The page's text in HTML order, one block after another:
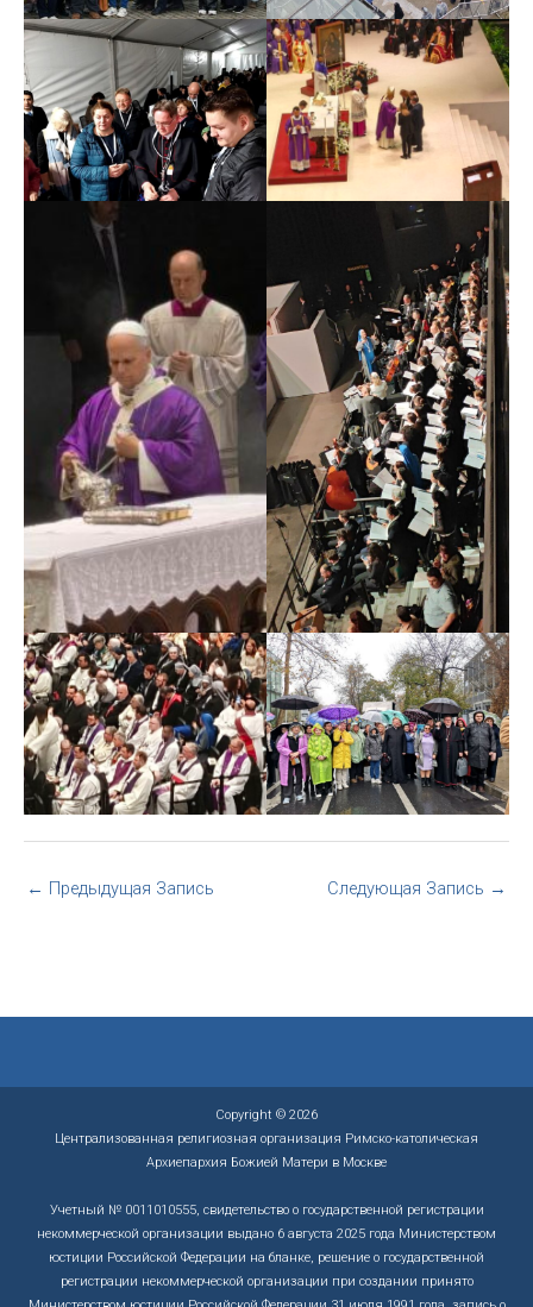
← Предыдущая Запись Следующая Запись →
Copyright © 2026
Централизованная религиозная организация Римско-католическая
Архиепархия Божией Матери в Москве
Учетный № 0011010555, свидетельство о государственной регистрации
некоммерческой организации выдано 6 августа 2025 года Министерством
юстиции Российской Федерации на бланке, решение о государственной
регистрации некоммерческой организации при создании принято